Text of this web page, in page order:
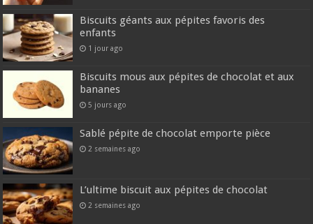
Biscuits géants aux pépites favoris des
enfants
1 jour ago
Biscuits mous aux pépites de chocolat et aux
bananes
5 jours ago
Sablé pépite de chocolat emporte pièce
2 semaines ago
L’ultime biscuit aux pépites de chocolat
2 semaines ago